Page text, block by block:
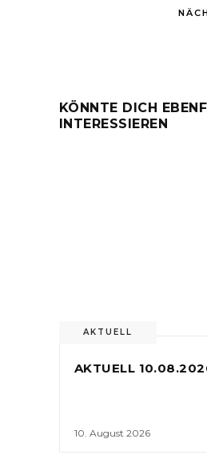
KÖNNTE DICH
INTERESSIEREN
AKTUELL
AKTUELL
10. August 2026